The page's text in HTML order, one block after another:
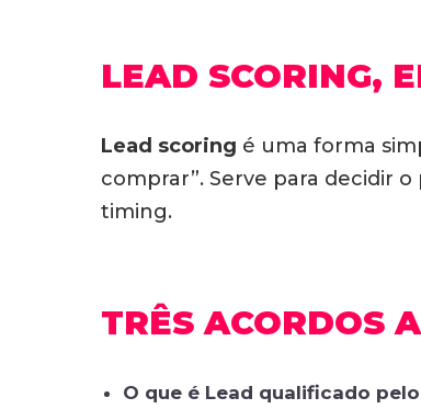
LEAD SCORING,
Lead scoring é uma forma
comprar”. Serve para decidir
timing.
TRÊS ACORDOS
O que é Lead qualificado